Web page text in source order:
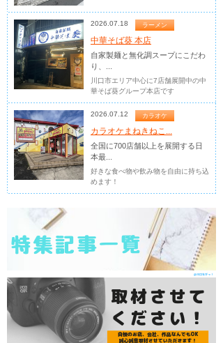
2026.07.18 ラーメン
中華そば葵 本店
自家製麺と無化調スープにこだわ
り、...
川口市エリア中心に7店舗展開中の中
華そば葵グループ本店です
2026.07.12 カラオケ
カラオケまねきねこ...
全国に700店舗以上を展開する日
本最...
好きな食べ物や飲み物を自由に持ち込
めます！